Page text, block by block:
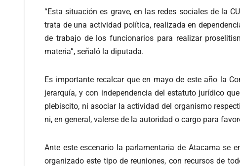
“Esta situación es grave, en las redes sociales de la
trata de una actividad política, realizada en
de trabajo de los funcionarios para realizar
materia”, señaló la diputada.
Es importante recalcar que en mayo de este año la
jerarquía, y con independencia del estatuto jurídico
plebiscito, ni asociar la actividad del organismo
ni, en general, valerse de la autoridad o cargo para
Ante este escenario la parlamentaria de Atacama se
organizado este tipo de reuniones, con recursos de